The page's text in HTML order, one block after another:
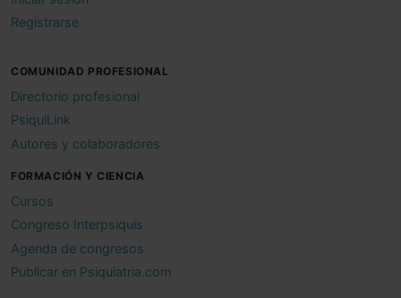
Registrarse
COMUNIDAD PROFESIONAL
Directorio profesional
PsiquiLink
Autores y colaboradores
FORMACIÓN Y CIENCIA
Cursos
Congreso Interpsiquis
Agenda de congresos
Publicar en Psiquiatria.com